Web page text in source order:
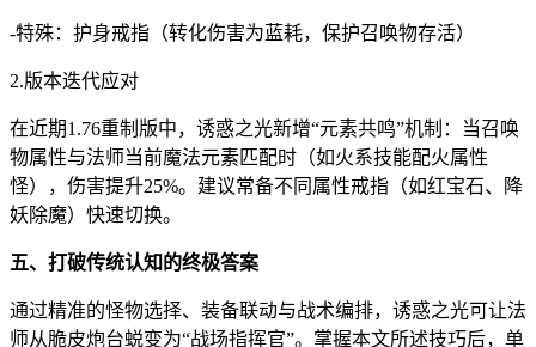
-特殊：护身戒指（转化伤害为蓝耗，保护召唤物存活）
2.版本迭代应对
在近期1.76重制版中，诱惑之光新增“元素共鸣”机制：当召唤
物属性与法师当前魔法元素匹配时（如火系技能配火属性
怪），伤害提升25%。建议常备不同属性戒指（如红宝石、降
妖除魔）快速切换。
五、打破传统认知的终极答案
通过精准的怪物选择、装备联动与战术编排，诱惑之光可让法
师从脆皮炮台蜕变为“战场指挥官”。掌握本文所述技巧后，单